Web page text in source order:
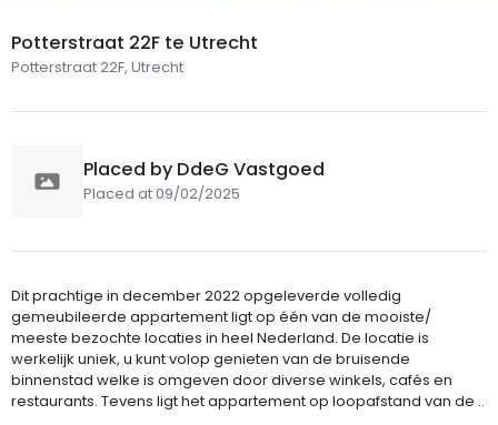
Potterstraat 22F te Utrecht
Potterstraat 22F, Utrecht
Placed by DdeG Vastgoed
Placed at 09/02/2025
Dit prachtige in december 2022 opgeleverde volledig
gemeubileerde appartement ligt op één van de mooiste/
meeste bezochte locaties in heel Nederland. De locatie is
werkelijk uniek, u kunt volop genieten van de bruisende
binnenstad welke is omgeven door diverse winkels, cafés en
restaurants. Tevens ligt het appartement op loopafstand van de ..